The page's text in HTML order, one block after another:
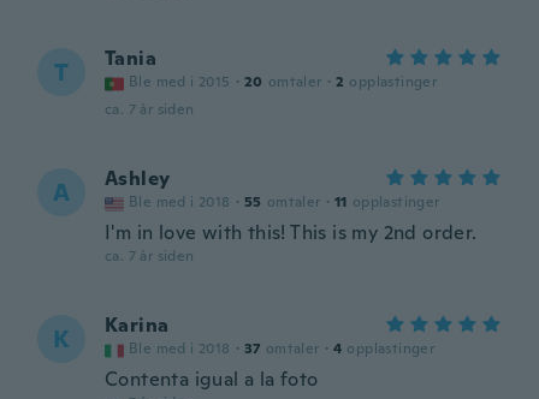
T Tania
Ble med i 2015 · 20 omtaler · 2 opplastinger
ca. 7 år siden
A Ashley
Ble med i 2018 · 55 omtaler · 11 opplastinger
I'm in love with this! This is my 2nd order.
ca. 7 år siden
K Karina
Ble med i 2018 · 37 omtaler · 4 opplastinger
Contenta igual a la foto